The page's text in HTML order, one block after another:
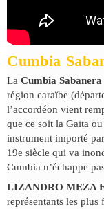
Cumbia
La Cumbia Sabanera
région caraïbe
l’accordéon vient
que ce soit la Gaïta
instrument importé
19e siècle qui va
Cumbia n’échappe
LIZANDRO MEZA
représentants les plus